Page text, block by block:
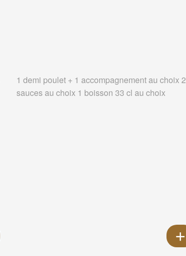
1 demi poulet + 1 accompagnement au choix 2
sauces au choix 1 boisson 33 cl au choix